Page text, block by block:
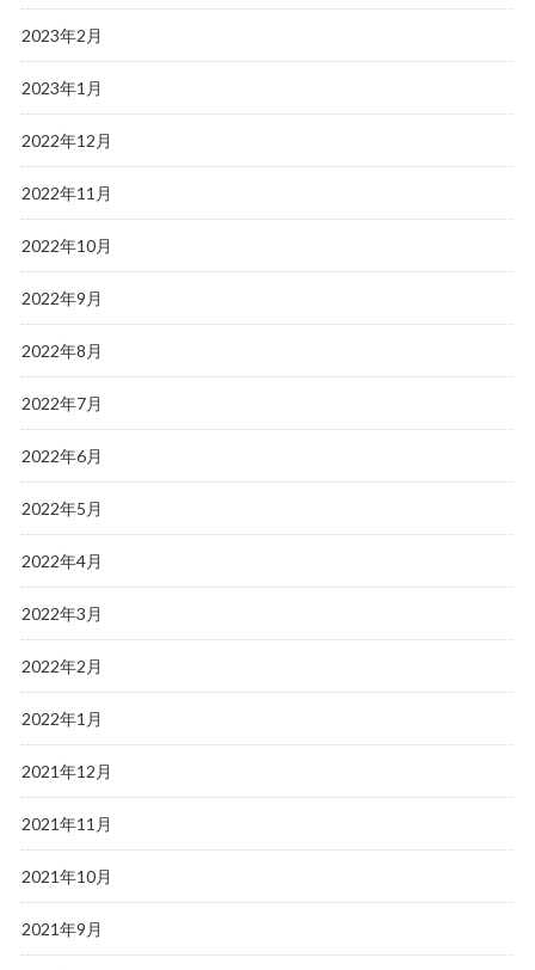
2023年2月
2023年1月
2022年12月
2022年11月
2022年10月
2022年9月
2022年8月
2022年7月
2022年6月
2022年5月
2022年4月
2022年3月
2022年2月
2022年1月
2021年12月
2021年11月
2021年10月
2021年9月